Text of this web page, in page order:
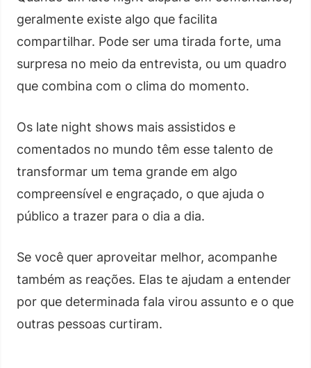
geralmente existe algo que facilita
compartilhar. Pode ser uma tirada forte, uma
surpresa no meio da entrevista, ou um quadro
que combina com o clima do momento.
Os late night shows mais assistidos e
comentados no mundo têm esse talento de
transformar um tema grande em algo
compreensível e engraçado, o que ajuda o
público a trazer para o dia a dia.
Se você quer aproveitar melhor, acompanhe
também as reações. Elas te ajudam a entender
por que determinada fala virou assunto e o que
outras pessoas curtiram.